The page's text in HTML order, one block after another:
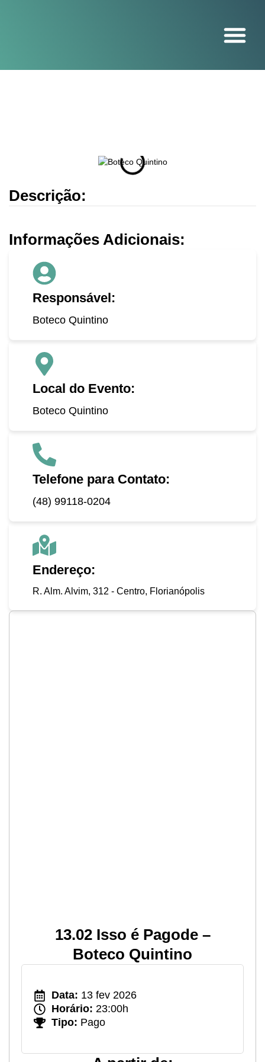
Descrição:
Informações Adicionais:
Responsável:
Boteco Quintino
Local do Evento:
Boteco Quintino
Telefone para Contato:
(48) 99118-0204
Endereço:
R. Alm. Alvim, 312 - Centro, Florianópolis
13.02 Isso é Pagode –
Boteco Quintino
Data: 13 fev 2026
Horário: 23:00h
Tipo: Pago